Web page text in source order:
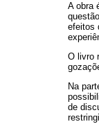
A obra
efeitos
O livro
Na
de